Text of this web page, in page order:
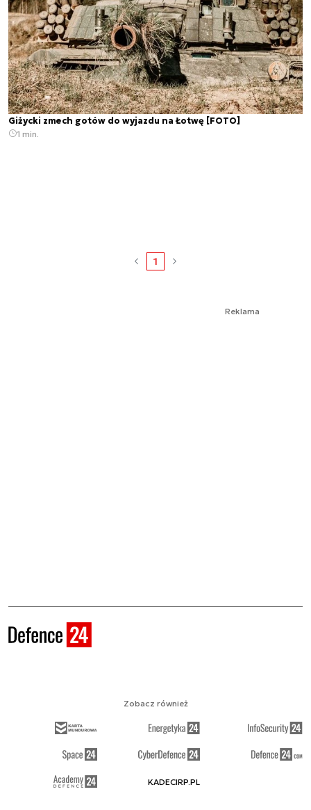
Giżycki zmech gotów do wyjazdu na Łotwę [FOTO]
1 min.
1
Reklama
Zobacz również
KADECIRP.PL